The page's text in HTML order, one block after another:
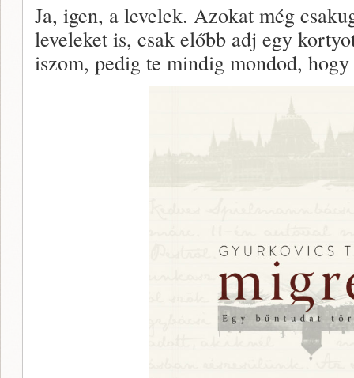
Ja, igen, a levelek. Azokat még
leveleket is, csak előbb adj egy
iszom, pedig te mindig mondod,